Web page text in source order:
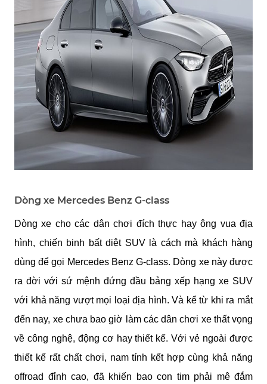
Dòng xe Mercedes Benz G-class
Dòng xe cho các dân chơi đích thực hay ông vua địa
hình, chiến binh bất diệt SUV là cách mà khách hàng
dùng để gọi Mercedes Benz G-class. Dòng xe này được
ra đời với sứ mệnh đứng đầu bảng xếp hạng xe SUV
với khả năng vượt mọi loại địa hình. Và kể từ khi ra mắt
đến nay, xe chưa bao giờ làm các dân chơi xe thất vọng
về công nghệ, động cơ hay thiết kế. Với vẻ ngoài được
thiết kế rất chất chơi, nam tính kết hợp cùng khả năng
offroad đỉnh cao, đã khiến bao con tim phải mê đắm